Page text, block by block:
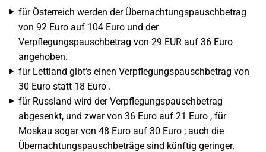
für Österreich werden der Übernachtungspauschbetrag
von 92 Euro auf 104 Euro und der
Verpflegungspauschbetrag von 29 EUR auf 36 Euro
angehoben.
für Lettland gibt’s einen Verpflegungspauschbetrag von
30 Euro statt 18 Euro .
für Russland wird der Verpflegungspauschbetrag
abgesenkt, und zwar von 36 Euro auf 21 Euro , für
Moskau sogar von 48 Euro auf 30 Euro ; auch die
Übernachtungspauschbeträge sind künftig geringer.